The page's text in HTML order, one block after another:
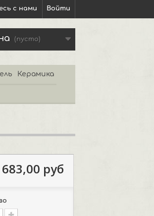
Войти
с нами
(пусто)
Керамика
683,00 руб